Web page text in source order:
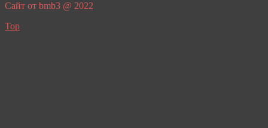
Сайт от bmb3 @ 2022
Top